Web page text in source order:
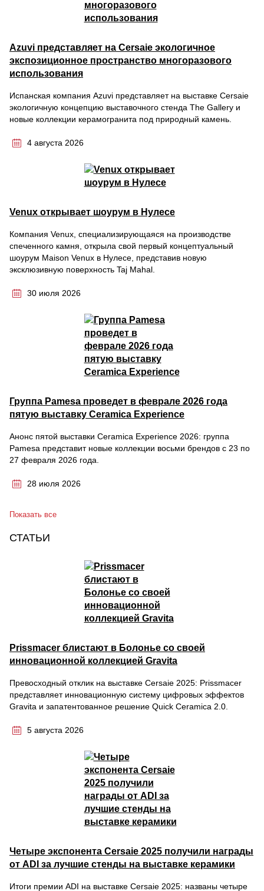
Azuvi представляет на Cersaie экологичное
экспозиционное пространство многоразового
использования
Испанская компания Azuvi представляет на выставке Cersaie
экологичную концепцию выставочного стенда The Gallery и
новые коллекции керамогранита под природный камень.
4 августа 2026
Venux открывает шоурум в Нулесе
Компания Venux, специализирующаяся на производстве
спеченного камня, открыла свой первый концептуальный
шоурум Maison Venux в Нулесе, представив новую
эксклюзивную поверхность Taj Mahal.
30 июля 2026
Группа Pamesa проведет в феврале 2026 года
пятую выставку Ceramica Experience
Анонс пятой выставки Ceramica Experience 2026: группа
Pamesa представит новые коллекции восьми брендов с 23 по
27 февраля 2026 года.
28 июля 2026
Показать все
СТАТЬИ
Prissmacer блистают в Болонье со своей
инновационной коллекцией Gravita
Превосходный отклик на выставке Cersaie 2025: Prissmacer
представляет инновационную систему цифровых эффектов
Gravita и запатентованное решение Quick Ceramica 2.0.
5 августа 2026
Четыре экспонента Cersaie 2025 получили награды
от ADI за лучшие стенды на выставке керамики
Итоги премии ADI на выставке Cersaie 2025: названы четыре